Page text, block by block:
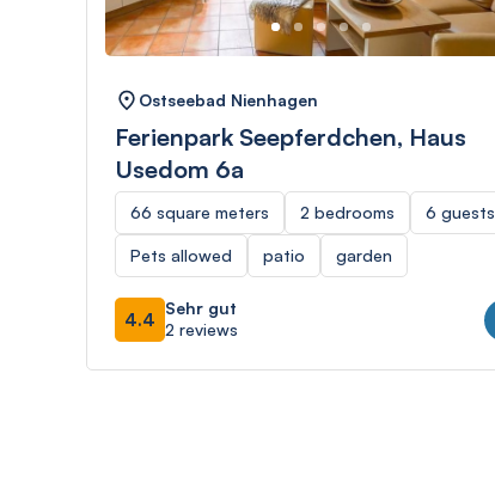
Ostseebad Nienhagen
Ferienpark Seepferdchen, Haus
Usedom 6a
66 square meters 2 bedrooms 6 guests
Pets allowed patio garden
4.4
Sehr gut
2 reviews